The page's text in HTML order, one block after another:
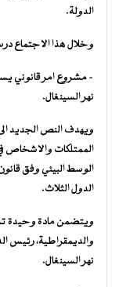
الدولة.
وخلال هذا الاجتماع
– مشروع امر قانوني
نهر السينغال.
ويهدف النص الجديد
الممتلكات والاشخاص
الوسط البيئي وفق
الدول الثلاث.
ويتضمن مادة وحيدة
والديمقراطية، رئيس
نهر السينغال.